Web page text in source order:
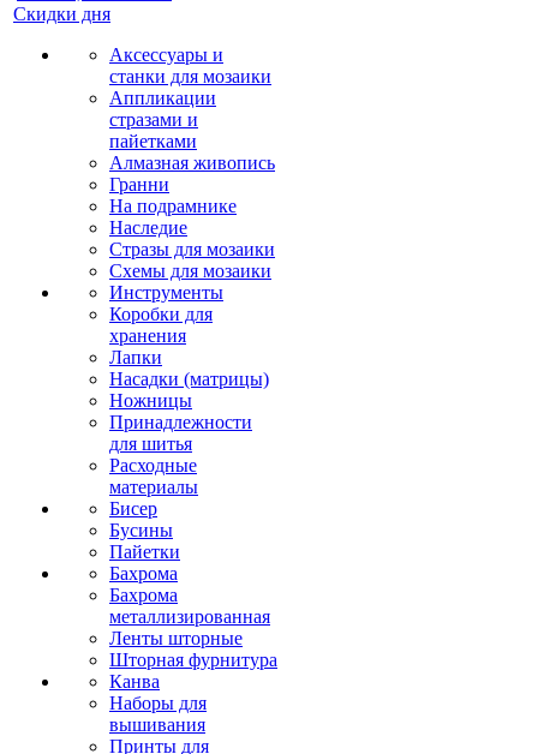
Скидки дня
Аксессуары и
станки для мозаики
Аппликации
стразами и
пайетками
Алмазная живопись
Гранни
На подрамнике
Наследие
Стразы для мозаики
Схемы для мозаики
Инструменты
Коробки для
хранения
Лапки
Насадки (матрицы)
Ножницы
Принадлежности
для шитья
Расходные
материалы
Бисер
Бусины
Пайетки
Бахрома
Бахрома
металлизированная
Ленты шторные
Шторная фурнитура
Канва
Наборы для
вышивания
Принты для